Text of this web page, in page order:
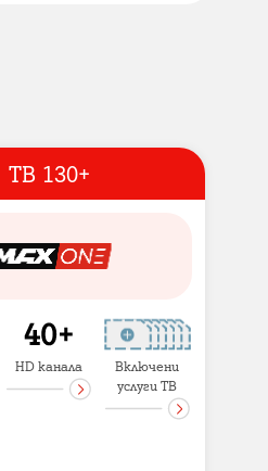
ТВ 130+
HD канала
Включени
услуги ТВ